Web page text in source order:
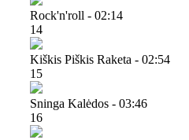
Rock'n'roll - 02:14
14
Kiškis Piškis Raketa - 02:54
15
Sninga Kalėdos - 03:46
16